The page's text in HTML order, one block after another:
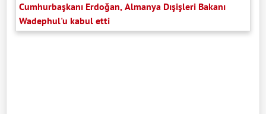
Cumhurbaşkanı Erdoğan, Almanya Dışişleri Bakanı
Wadephul'u kabul etti